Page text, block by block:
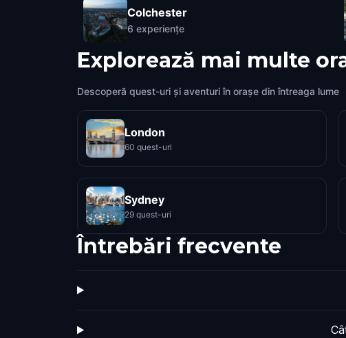
Colchester
6 experiențe
Explorează mai multe
Descoperă quest-uri și aventuri în orașe din întreaga lume
London
60 quest-uri
Sydney
29 quest-uri
Întrebări frecvente